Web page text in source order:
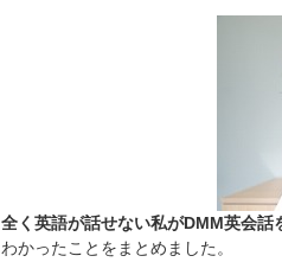
全く英語が話せない私がDMM英会話
わかったことをまとめました。